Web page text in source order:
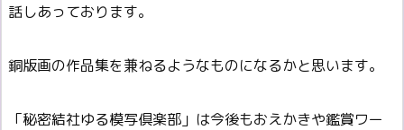
話しあっております。
銅版画の作品集を兼ねるようなものになるかと思います。
「秘密結社ゆる模写倶楽部」は今後もおえかきや鑑賞ワー